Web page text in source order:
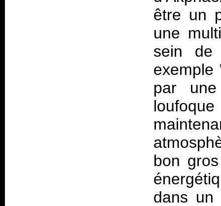
être un
une
sein de
exemple
par
bon
dans un